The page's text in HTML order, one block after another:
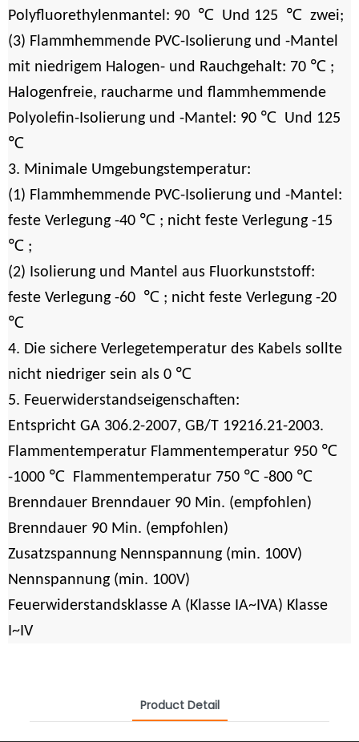
Polyfluorethylenmantel: 90 ℃ Und 125 ℃ zwei;
(3) Flammhemmende PVC-Isolierung und -Mantel
mit niedrigem Halogen- und Rauchgehalt: 70 ℃ ;
Halogenfreie, raucharme und flammhemmende
Polyolefin-Isolierung und -Mantel: 90 ℃ Und 125
℃
3. Minimale Umgebungstemperatur:
(1) Flammhemmende PVC-Isolierung und -Mantel:
feste Verlegung -40 ℃ ; nicht feste Verlegung -15
℃ ;
(2) Isolierung und Mantel aus Fluorkunststoff:
feste Verlegung -60 ℃ ; nicht feste Verlegung -20
℃
4. Die sichere Verlegetemperatur des Kabels sollte
nicht niedriger sein als 0 ℃
5. Feuerwiderstandseigenschaften:
Entspricht GA 306.2-2007, GB/T 19216.21-2003.
Flammentemperatur Flammentemperatur 950 ℃
-1000 ℃ Flammentemperatur 750 ℃ -800 ℃
Brenndauer Brenndauer 90 Min. (empfohlen)
Brenndauer 90 Min. (empfohlen)
Zusatzspannung Nennspannung (min. 100V)
Nennspannung (min. 100V)
Feuerwiderstandsklasse A (Klasse IA~IVA) Klasse
I~IV
Product Detail